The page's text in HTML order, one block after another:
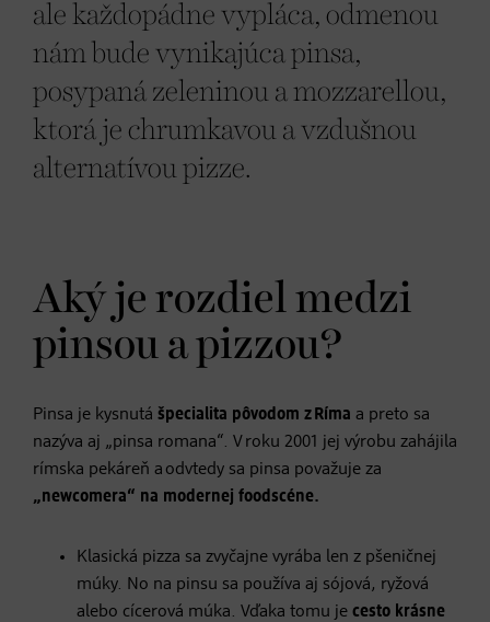
ale každopádne vypláca, odmenou
nám bude vynikajúca pinsa,
posypaná zeleninou a mozzarellou,
ktorá je chrumkavou a vzdušnou
alternatívou pizze.
Aký je rozdiel medzi
pinsou a pizzou?
Pinsa je kysnutá špecialita pôvodom z Ríma a preto sa
nazýva aj „pinsa romana“. V roku 2001 jej výrobu zahájila
rímska pekáreň a odvtedy sa pinsa považuje za
„newcomera“ na modernej foodscéne.
Klasická pizza sa zvyčajne vyrába len z pšeničnej
múky. No na pinsu sa používa aj sójová, ryžová
alebo cícerová múka. Vďaka tomu je cesto krásne